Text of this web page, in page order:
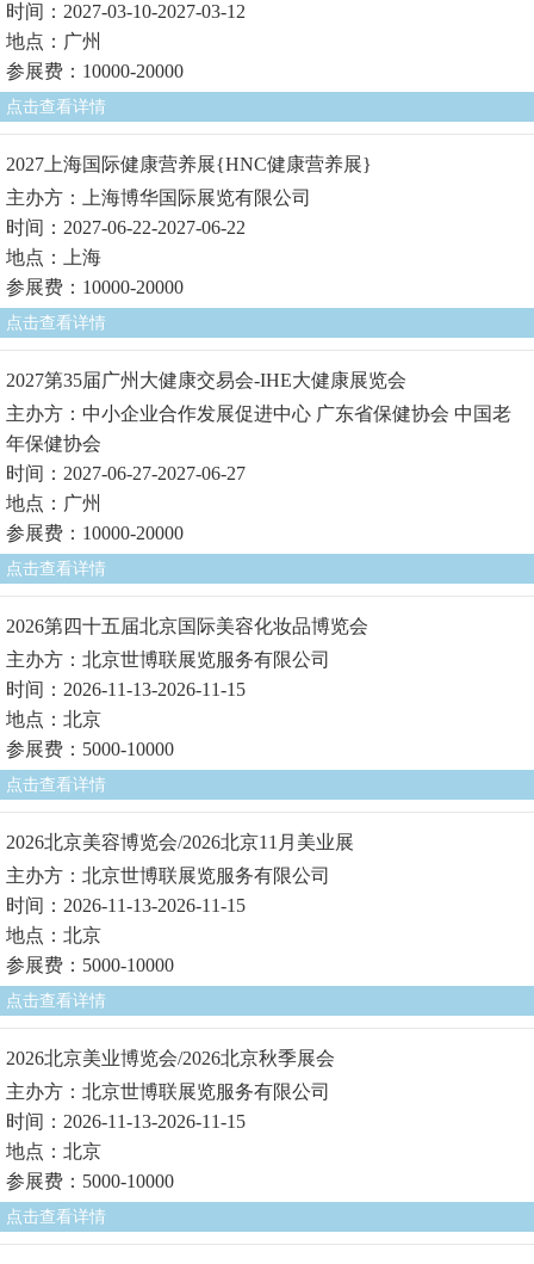
时间：2027-03-10-2027-03-12
地点：广州
参展费：10000-20000
点击查看详情
2027上海国际健康营养展{HNC健康营养展}
主办方：上海博华国际展览有限公司
时间：2027-06-22-2027-06-22
地点：上海
参展费：10000-20000
点击查看详情
2027第35届广州大健康交易会-IHE大健康展览会
主办方：中小企业合作发展促进中心 广东省保健协会 中国老
年保健协会
时间：2027-06-27-2027-06-27
地点：广州
参展费：10000-20000
点击查看详情
2026第四十五届北京国际美容化妆品博览会
主办方：北京世博联展览服务有限公司
时间：2026-11-13-2026-11-15
地点：北京
参展费：5000-10000
点击查看详情
2026北京美容博览会/2026北京11月美业展
主办方：北京世博联展览服务有限公司
时间：2026-11-13-2026-11-15
地点：北京
参展费：5000-10000
点击查看详情
2026北京美业博览会/2026北京秋季展会
主办方：北京世博联展览服务有限公司
时间：2026-11-13-2026-11-15
地点：北京
参展费：5000-10000
点击查看详情